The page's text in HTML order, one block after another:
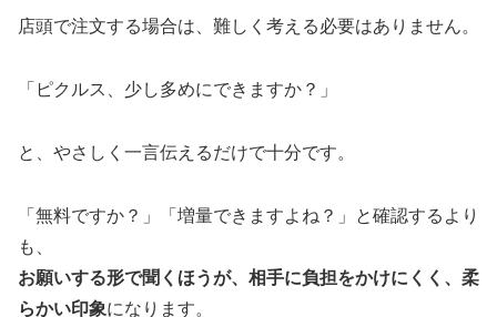
店頭で注文する場合は、難しく考える必要はありません。
「ピクルス、少し多めにできますか？」
と、やさしく一言伝えるだけで十分です。
「無料ですか？」「増量できますよね？」と確認するより
も、
お願いする形で聞くほうが、相手に負担をかけにくく、柔
らかい印象になります。